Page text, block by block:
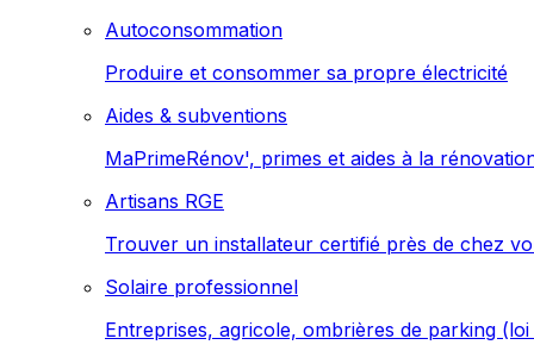
Autoconsommation
Produire et consommer sa propre électricité
Aides & subventions
MaPrimeRénov', primes et aides à la
Artisans RGE
Trouver un installateur certifié près de chez
Solaire professionnel
Entreprises, agricole, ombrières de parking (loi